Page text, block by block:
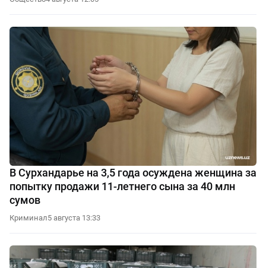
В Сурхандарье на 3,5 года осуждена женщина за
попытку продажи 11-летнего сына за 40 млн
сумов
Криминал5 августа 13:33